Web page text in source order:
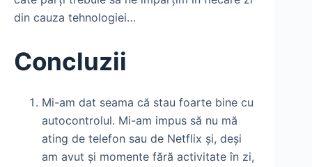
din cauza tehnologiei…
Concluzii
Mi-am dat seama că stau foarte bine cu
autocontrolul. Mi-am impus să nu mă
ating de telefon sau de Netflix și, deși
am avut și momente fără activitate în zi,